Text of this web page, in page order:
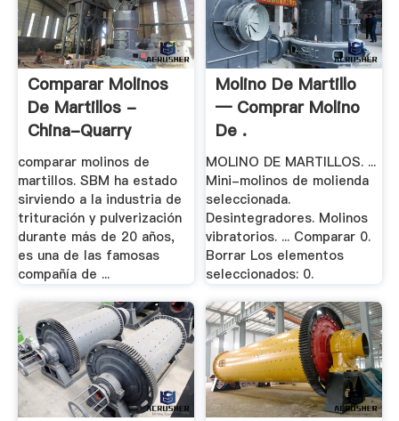
Comparar Molinos
De Martillos -
China-Quarry
comparar molinos de
martillos. SBM ha estado
sirviendo a la industria de
trituración y pulverización
durante más de 20 años,
es una de las famosas
compañía de ...
Molino De Martillo
— Comprar Molino
De .
MOLINO DE MARTILLOS. ...
Mini-molinos de molienda
seleccionada.
Desintegradores. Molinos
vibratorios. ... Comparar 0.
Borrar Los elementos
seleccionados: 0.